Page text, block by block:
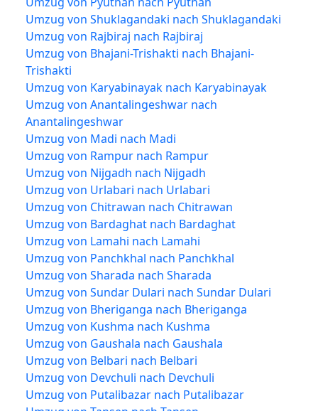
Umzug von Shuklagandaki nach Shuklagandaki
Umzug von Rajbiraj nach Rajbiraj
Umzug von Bhajani-Trishakti nach Bhajani-
Trishakti
Umzug von Karyabinayak nach Karyabinayak
Umzug von Anantalingeshwar nach
Anantalingeshwar
Umzug von Madi nach Madi
Umzug von Rampur nach Rampur
Umzug von Nijgadh nach Nijgadh
Umzug von Urlabari nach Urlabari
Umzug von Chitrawan nach Chitrawan
Umzug von Bardaghat nach Bardaghat
Umzug von Lamahi nach Lamahi
Umzug von Panchkhal nach Panchkhal
Umzug von Sharada nach Sharada
Umzug von Sundar Dulari nach Sundar Dulari
Umzug von Bheriganga nach Bheriganga
Umzug von Kushma nach Kushma
Umzug von Gaushala nach Gaushala
Umzug von Belbari nach Belbari
Umzug von Devchuli nach Devchuli
Umzug von Putalibazar nach Putalibazar